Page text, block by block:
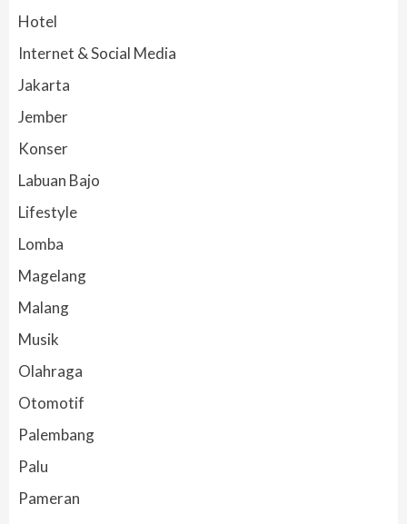
Hotel
Internet & Social Media
Jakarta
Jember
Konser
Labuan Bajo
Lifestyle
Lomba
Magelang
Malang
Musik
Olahraga
Otomotif
Palembang
Palu
Pameran